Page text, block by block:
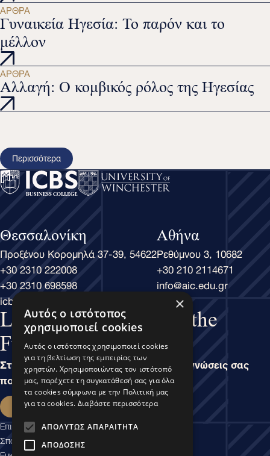
ΆΡΘΡΑ
Γυναικεία Ηγεσία: Το παρόν και το
μέλλον
ΆΡΘΡΑ
Αλλαγή: Ο κομβικός ρόλος της Ηγεσίας
Περισσότερα
Θεσσαλονίκη
Προξένου Κορομηλά 37-39, 54622
+30 2310 222008
+30 2310 698598
icbs@icbs.gr
Αθήνα
Ρεθύμνου 3, 10682
+30 210 2114671
info@aic.edu.gr
Learn Business, Lead the
Future
Στην άσκηση του Μάνατζμεντ, είναι οι γνώσεις σας
που καθορίζουν τις δυνατότητές σας.
Εκδήλωση ενδιαφέροντος
Επικοινωνία
Σπουδαστικές Υπηρεσίες
×
Αυτός ο ιστότοπος
χρησιμοποιεί cookies
Αυτός ο ιστότοπος χρησιμοποιεί cookies
για τη βελτίωση της εμπειρίας των
χρηστών. Χρησιμοποιώντας τον ιστότοπό
μας, παρέχετε τη συγκατάθεσή σας για όλα
τα cookies σύμφωνα με την Πολιτική μας
για τα cookies. Διαβάστε περισσότερα
ΑΠΟΛΎΤΩΣ ΑΠΑΡΑΊΤΗΤΑ
ΑΠΌΔΟΣΗΣ